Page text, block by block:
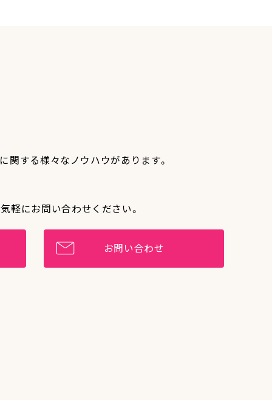
関する様々なノウハウがあります。
軽にお問い合わせください。
お問い合わせ